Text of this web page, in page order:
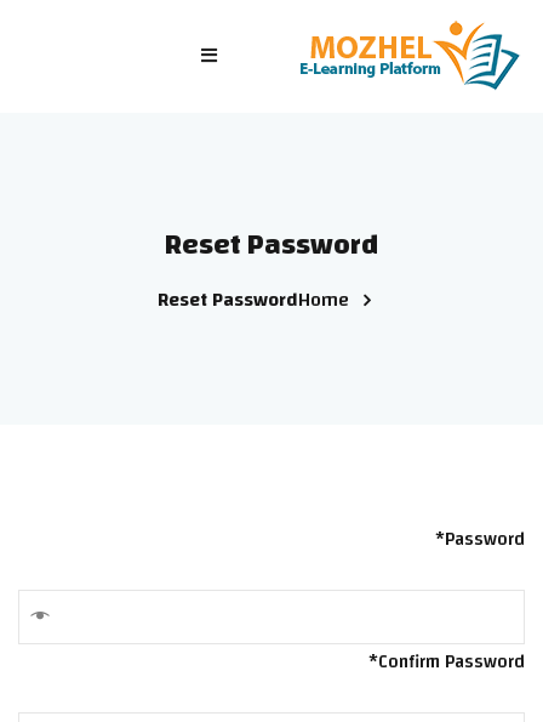
الاختبارات
الدخول/ تسجيل جديد
Reset Password
Home
Reset Password
Password
Confirm Password